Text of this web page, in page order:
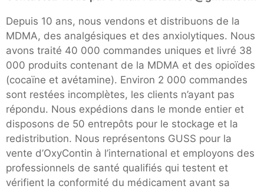
Depuis 10 ans, nous vendons et distribuons de la
MDMA, des analgésiques et des anxiolytiques. Nous
avons traité 40 000 commandes uniques et livré 38
000 produits contenant de la MDMA et des opioïdes
(cocaïne et avétamine). Environ 2 000 commandes
sont restées incomplètes, les clients n’ayant pas
répondu. Nous expédions dans le monde entier et
disposons de 50 entrepôts pour le stockage et la
redistribution. Nous représentons GUSS pour la
vente d’OxyContin à l’international et employons des
professionnels de santé qualifiés qui testent et
vérifient la conformité du médicament avant sa